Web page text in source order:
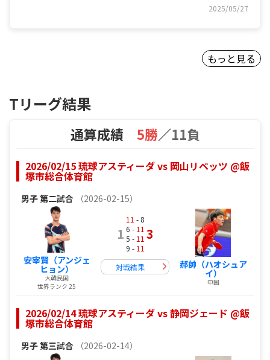
2025/05/27
もっと見る
Tリーグ結果
通算成績 5勝／11負
2026/02/15 琉球アスティーダ vs 岡山リベッツ @飯
塚市総合体育館
男子第二試合 （2026-02-15）
安宰賢（アンジェ
ヒョン）
大韓民国
世界ランク 25
1
11 - 8
6 - 11
5 - 11
9 - 11
3
対戦結果 郝帥（ハオシュア
イ）
中国
2026/02/14 琉球アスティーダ vs 静岡ジェード @飯
塚市総合体育館
男子第三試合 （2026-02-14）